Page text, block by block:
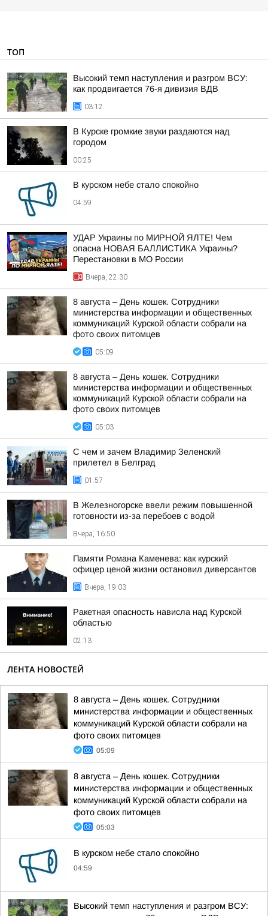
ТОП
Высокий темп наступления и разгром ВСУ:
как продвигается 76-я дивизия ВДВ
03:12
В Курске громкие звуки раздаются над
городом
00:25
В курском небе стало спокойно
04:59
УДАР Украины по МИРНОЙ ЯЛТЕ! Чем
опасна НОВАЯ БАЛЛИСТИКА Украины?
Перестановки в МО России
Вчера, 22:30
8 августа – День кошек. Сотрудники
министерства информации и общественных
коммуникаций Курской области собрали на
фото своих питомцев
05:09
8 августа – День кошек. Сотрудники
министерства информации и общественных
коммуникаций Курской области собрали на
фото своих питомцев
05:03
С чем и зачем Владимир Зеленский
прилетел в Белград
01:57
В Железногорске ввели режим повышенной
готовности из-за перебоев с водой
Вчера, 16:50
Памяти Романа Каменева: как курский
офицер ценой жизни остановил диверсантов
Вчера, 19:03
Ракетная опасность нависла над Курской
областью
02:13
ЛЕНТА НОВОСТЕЙ
8 августа – День кошек. Сотрудники
министерства информации и общественных
коммуникаций Курской области собрали на
фото своих питомцев
05:09
8 августа – День кошек. Сотрудники
министерства информации и общественных
коммуникаций Курской области собрали на
фото своих питомцев
05:03
В курском небе стало спокойно
04:59
Высокий темп наступления и разгром ВСУ: